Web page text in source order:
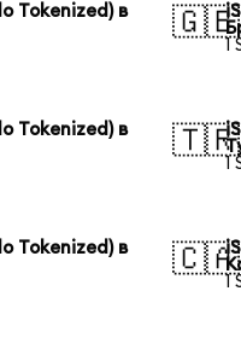
Tokenized) в
🇬🇧
1
Tokenized) в
🇹🇷
1
Tokenized) в
🇨🇦
1